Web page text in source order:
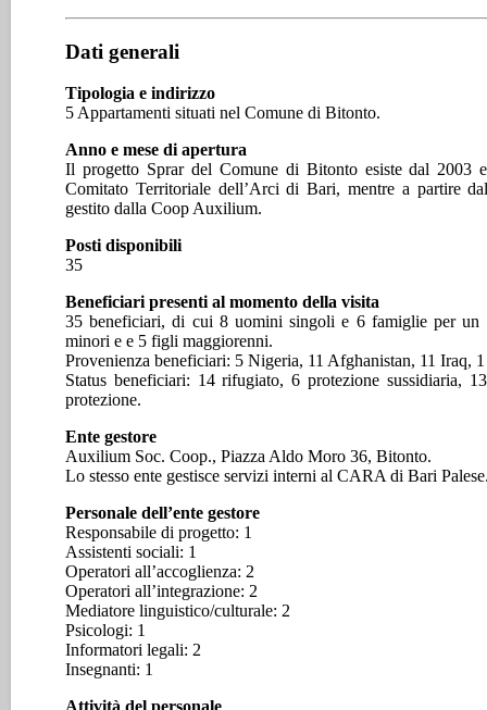
Dati generali
Tipologia e indirizzo
5 Appartamenti situati nel Comune di Bitonto.
Anno e mese di apertura
Il progetto Sprar del Comune di Bitonto esiste dal 2003
Comitato Territoriale dell’Arci di Bari, mentre a partire
gestito dalla Coop Auxilium.
Posti disponibili
35
Beneficiari presenti al momento della visita
35 beneficiari, di cui 8 uomini singoli e 6 famiglie per
minori e e 5 figli maggiorenni.
Provenienza beneficiari: 5 Nigeria, 11 Afghanistan, 11 Iraq,
Status beneficiari: 14 rifugiato, 6 protezione sussidiaria,
protezione.
Ente gestore
Auxilium Soc. Coop., Piazza Aldo Moro 36, Bitonto.
Lo stesso ente gestisce servizi interni al CARA di Bari
Personale dell’ente gestore
Responsabile di progetto: 1
Assistenti sociali: 1
Operatori all’accoglienza: 2
Operatori all’integrazione: 2
Mediatore linguistico/culturale: 2
Psicologi: 1
Informatori legali: 2
Insegnanti: 1